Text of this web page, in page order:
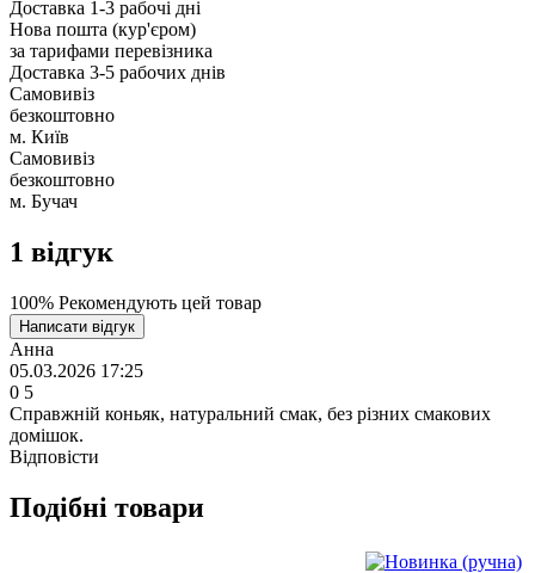
Доставка 1-3 рабочі дні
Нова пошта (кур'єром)
за тарифами перевізника
Доставка 3-5 рабочих днів
Самовивіз
безкоштовно
м. Київ
Самовивіз
безкоштовно
м. Бучач
1 відгук
100% Рекомендують цей товар
Написати відгук
Анна
05.03.2026 17:25
0 5
Справжній коньяк, натуральний смак, без різних смакових
домішок.
Відповісти
Подібні товари